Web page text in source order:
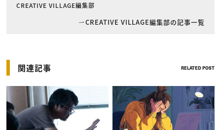
CREATIVE VILLAGE編集部
CREATIVE VILLAGE編集部の記事一覧
関連記事 RELATED POST